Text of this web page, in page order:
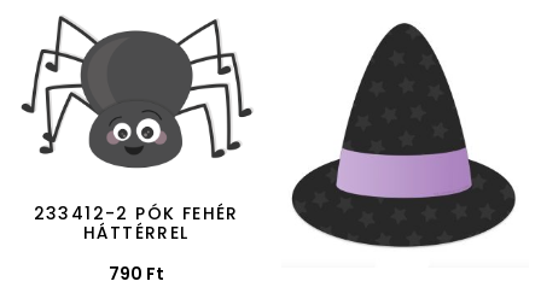
233412-2 PÓK FEHÉR
HÁTTÉRREL
790 Ft